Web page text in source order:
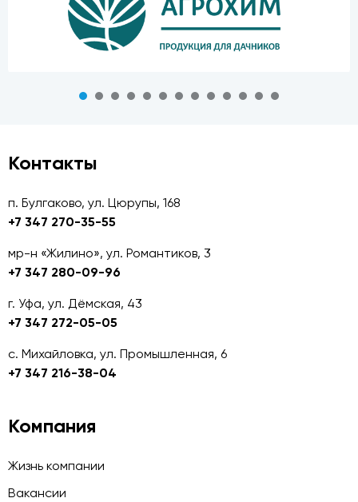
Контакты
п. Булгаково, ул. Цюрупы, 168
+7 347 270-35-55
мр-н «Жилино», ул. Романтиков, 3
+7 347 280-09-96
г. Уфа, ул. Дёмская, 43
+7 347 272-05-05
с. Михайловка, ул. Промышленная, 6
+7 347 216-38-04
Компания
Жизнь компании
Вакансии